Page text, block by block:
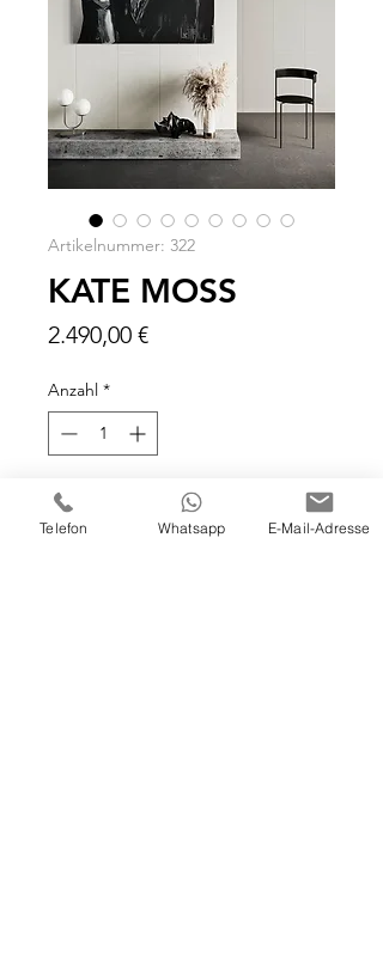
Artikelnummer: 322
KATE MOSS
2.490,00 €Preis
Anzahl *
In den Warenkorb
Telefon Whatsapp E-Mail-Adresse